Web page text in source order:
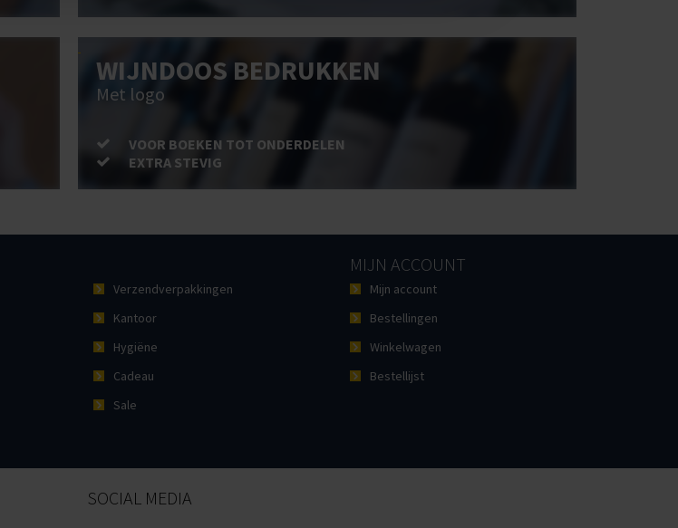
WIJNDOOS BEDRUKKEN
Met logo
VOOR BOEKEN TOT ONDERDELEN
EXTRA STEVIG
Verzendverpakkingen
Kantoor
Hygiëne
Cadeau
Sale
MIJN ACCOUNT
Mijn account
Bestellingen
Winkelwagen
Bestellijst
SOCIAL MEDIA